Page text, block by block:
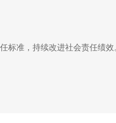
标准，持续改进社会责任绩效